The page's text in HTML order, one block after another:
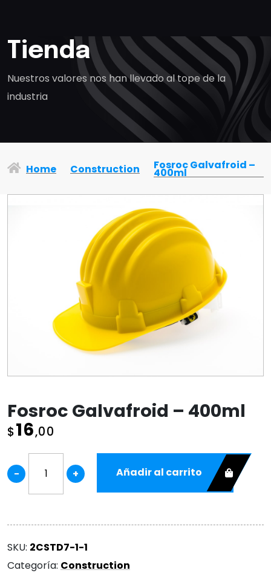
Tienda
Nuestros valores nos han llevado al tope de la
industria
Home Construction Fosroc Galvafroid –
400ml
Fosroc Galvafroid – 400ml
$16,00
− + Añadir al carrito
SKU: 2CSTD7-1-1
Categoría: Construction